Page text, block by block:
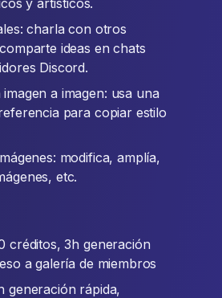
y artísticos.
charla con otros
ideas en chats
Discord.
a imagen: usa una
para copiar estilo
modifica, amplía,
etc.
créditos, 3h generación
a galería de miembros
generación rápida,